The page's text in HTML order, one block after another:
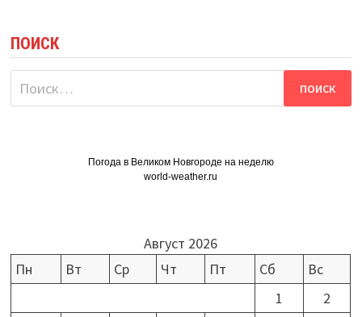
ПОИСК
Найти:
Погода в Великом Новгороде на неделю
world-weather.ru
Август 2026
Пн
Вт Ср Чт Пт Сб
Вс
1
2